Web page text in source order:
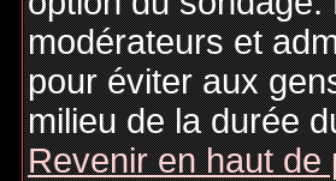
modérateurs et
pour éviter aux
milieu de la durée
Revenir en haut de